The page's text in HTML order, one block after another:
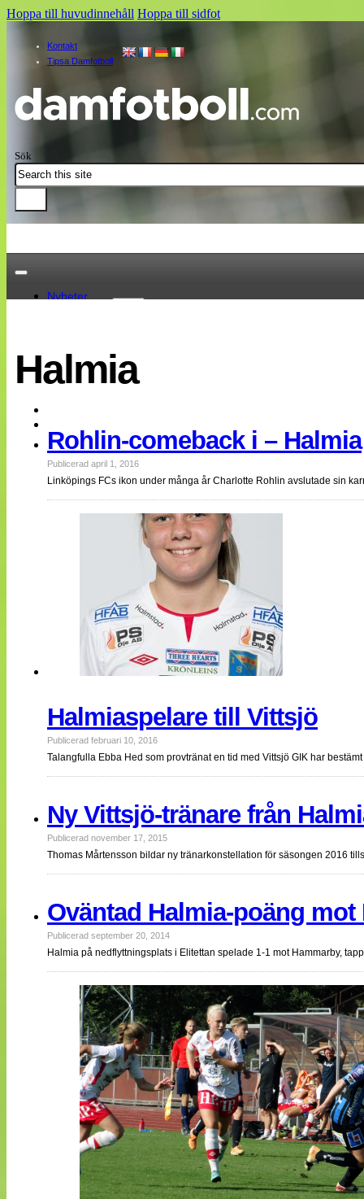
Hoppa till huvudinnehåll Hoppa till sidfot
Kontakt
Tipsa Damfotboll
Sök
Nyheter
Landslaget
EM 2013
Internationellt
Bloggar
Lagen
Webb-TV
Cuper
Tipsa Damfotboll
Kontakt
Halmia
Rohlin-comeback i – Halmia
Publicerad april 1, 2016
Linköpings FCs ikon under många år Charlotte Rohlin avslutade sin
Halmiaspelare till Vittsjö
Publicerad februari 10, 2016
Talangfulla Ebba Hed som provtränat en tid med Vittsjö GIK har
Ny Vittsjö-tränare från
Publicerad november 17, 2015
Thomas Mårtensson bildar ny tränarkonstellation för säsongen 2016
Oväntad Halmia-poäng mot
Publicerad september 20, 2014
Halmia på nedflyttningsplats i Elitettan spelade 1-1 mot Hammarby,